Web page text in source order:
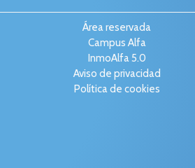
Área reservada
Campus Alfa
InmoAlfa 5.0
Aviso de privacidad
Política de cookies